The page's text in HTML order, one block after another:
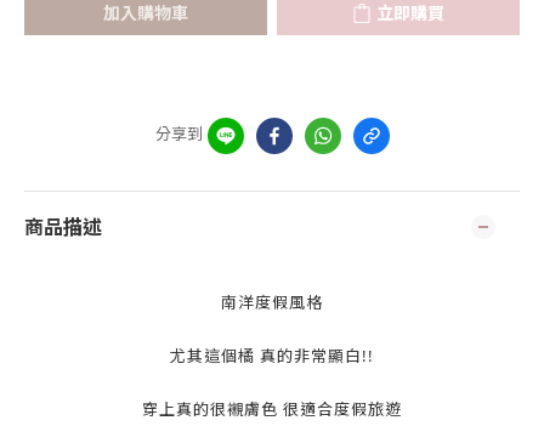
加入購物車 立即購買
分享到
商品描述
南洋度假風格
尤其這個橘 真的非常顯白!!
穿上真的很襯膚色 很適合度假旅遊